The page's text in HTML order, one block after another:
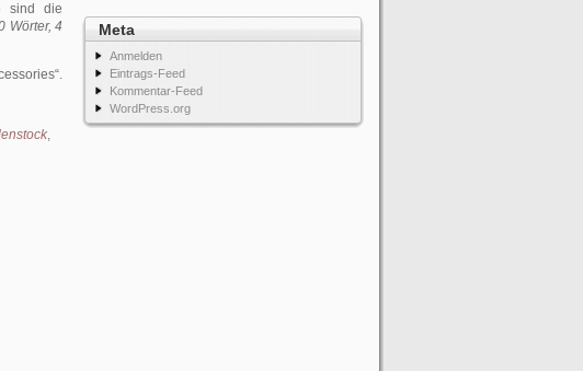
Meta
Anmelden
Eintrags-Feed
Kommentar-Feed
WordPress.org
sind die
Wörter, 4
.
,